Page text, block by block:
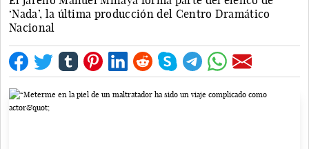
‘Nada’, la última producción del Centro Dramático
Nacional